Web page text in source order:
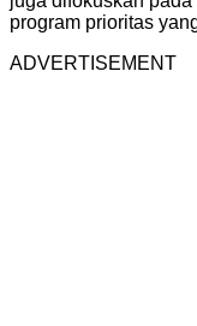
program prioritas
ADVERTISEMENT